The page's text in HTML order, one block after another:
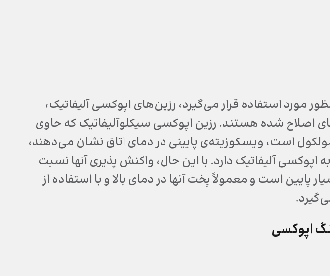
مورد استفاده قرار می‌گیرد، رزین‌های اپوکسی آلیفاتیک،
اصلاح شده هستند. رزین اپوکسی سیکلوآلیفاتیک که حاوی
است، ویسکوزیته‌ی پایینی در دمای اتاق نشان می‌دهند،
آلیفاتیک دارد. با این حال، واکنش پذیری آنها نسبت
پایین است و معمولاً پخت آنها در دمای بالا و با استفاده از
اپوکسی